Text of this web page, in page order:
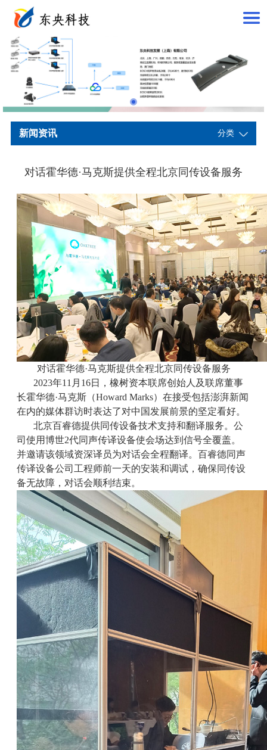
新闻资讯 分类
对话霍华德·马克斯提供全程北京同传设备服务
对话霍华德·马克斯提供全程北京同传设备服务
2023年11月16日，橡树资本联席创始人及联席董事
长霍华德·马克斯（Howard Marks）在接受包括澎湃新闻
在内的媒体群访时表达了对中国发展前景的坚定看好。
北京百睿德提供同传设备技术支持和翻译服务。公
司使用博世2代同声传译设备使会场达到信号全覆盖。
并邀请该领域资深译员为对话会全程翻译。百睿德同声
传译设备公司工程师前一天的安装和调试，确保同传设
备无故障，对话会顺利结束。